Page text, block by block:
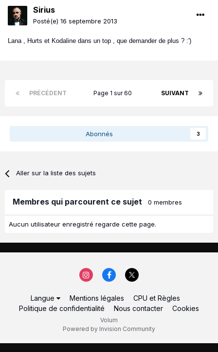
Sirius
Posté(e) 16 septembre 2013
Lana , Hurts et Kodaline dans un top , que demander de plus ? :')
PRÉCÉDENT SUIVANT
Page 1 sur 60
Abonnés 3
Aller sur la liste des sujets
Membres qui parcourent ce sujet 0 membres
Aucun utilisateur enregistré regarde cette page.
Langue Mentions légales
CPU et Règles
Politique de confidentialité
Nous contacter Cookies
Volum
Powered by Invision Community